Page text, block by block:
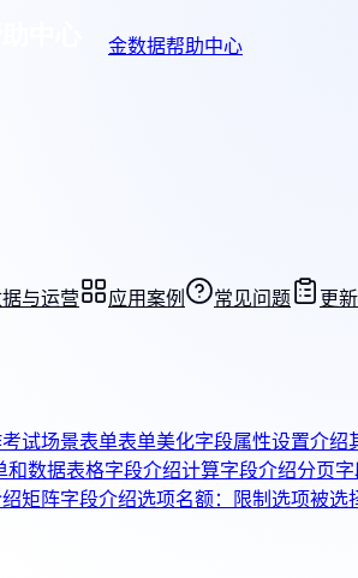
金数据帮助中心
与运营 应用案例 常见问题 更
试场景表单表单美化字段属性设置介绍
和数据表格字段介绍计算字段介绍分页
矩阵字段介绍选项名额：限制选项被选